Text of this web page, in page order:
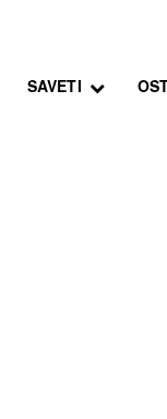
SAVETI